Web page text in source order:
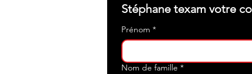
Prénom *
Nom de famille *